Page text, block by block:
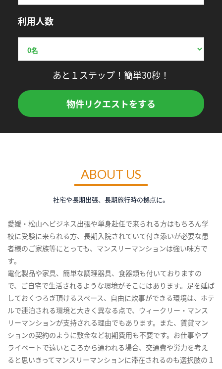
利用人数
あと１ステップ！簡単30秒！
物件リクエストをする
ABOUT US
社宅や長期出張、長期旅行時の拠点に。
愛媛・松山へビジネス出張や単身赴任で来られる方はもちろん学
校に受験に来られる方、長期入院されていて付き添いが必要な患
者様のご家族等にとっても、マンスリーマンションは強い味方で
す。
電化製品や家具、簡単な調理器具、食器類も付いておりますの
で、ご自宅で生活されるような環境がそこにはあります。足を延ば
しておくつろぎ頂けるスペース、自由に炊事ができる環境は、ホテ
ルで連泊される環境と大きく異なる点で、ウィークリー・マンス
リーマンションが支持される理由でもあります。また、賃貸マン
ションの契約のように敷金など初期費用も不要です。お仕事やプ
ライベートで遠いところから通われる場合、交通費や労力を考え
ると思いきってマンスリーマンションに滞在されるのも選択肢の１